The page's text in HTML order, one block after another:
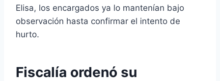
Elisa, los encargados ya lo mantenían bajo
observación hasta confirmar el intento de
hurto.
Fiscalía ordenó su